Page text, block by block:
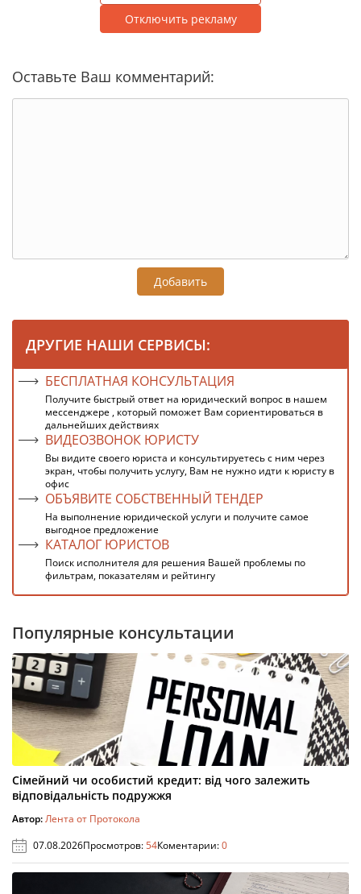
Отключить рекламу
Оставьте Ваш комментарий:
Добавить
ДРУГИЕ НАШИ СЕРВИСЫ:
БЕСПЛАТНАЯ КОНСУЛЬТАЦИЯ
Получите быстрый ответ на юридический вопрос в нашем
мессенджере , который поможет Вам сориентироваться в
дальнейших действиях
ВИДЕОЗВОНОК ЮРИСТУ
Вы видите своего юриста и консультируетесь с ним через
экран, чтобы получить услугу, Вам не нужно идти к юристу в
офис
ОБЪЯВИТЕ СОБСТВЕННЫЙ ТЕНДЕР
На выполнение юридической услуги и получите самое
выгодное предложение
КАТАЛОГ ЮРИСТОВ
Поиск исполнителя для решения Вашей проблемы по
фильтрам, показателям и рейтингу
Популярные консультации
Сімейний чи особистий кредит: від чого залежить
відповідальність подружжя
Автор:Лента от Протокола
07.08.2026Просмотров:54Коментарии:0